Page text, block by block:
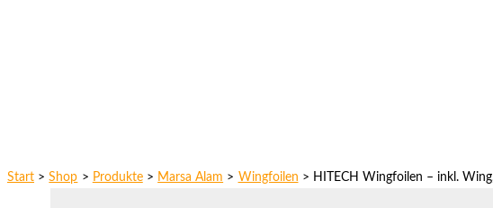
Start Shop Produkte Marsa Alam Wingfoilen HITECH Wingfoilen – inkl.